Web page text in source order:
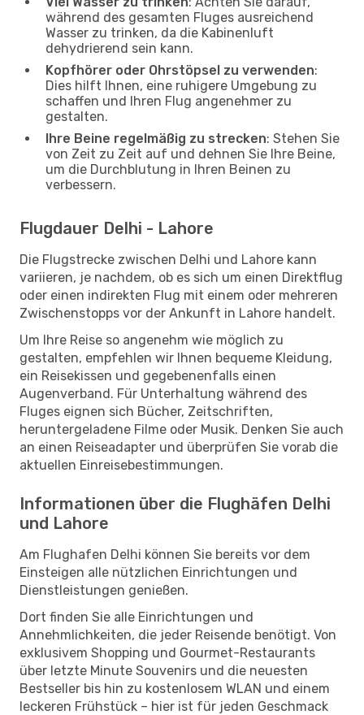
während des gesamten Fluges ausreichend
Wasser zu trinken, da die Kabinenluft
dehydrierend sein kann.
Kopfhörer oder Ohrstöpsel zu verwenden:
Dies hilft Ihnen, eine ruhigere Umgebung zu
schaffen und Ihren Flug angenehmer zu
gestalten.
Ihre Beine regelmäßig zu strecken: Stehen Sie
von Zeit zu Zeit auf und dehnen Sie Ihre Beine,
um die Durchblutung in Ihren Beinen zu
verbessern.
Flugdauer Delhi - Lahore
Die Flugstrecke zwischen Delhi und Lahore kann
variieren, je nachdem, ob es sich um einen Direktflug
oder einen indirekten Flug mit einem oder mehreren
Zwischenstopps vor der Ankunft in Lahore handelt.
Um Ihre Reise so angenehm wie möglich zu
gestalten, empfehlen wir Ihnen bequeme Kleidung,
ein Reisekissen und gegebenenfalls einen
Augenverband. Für Unterhaltung während des
Fluges eignen sich Bücher, Zeitschriften,
heruntergeladene Filme oder Musik. Denken Sie auch
an einen Reiseadapter und überprüfen Sie vorab die
aktuellen Einreisebestimmungen.
Informationen über die Flughäfen Delhi
und Lahore
Am Flughafen Delhi können Sie bereits vor dem
Einsteigen alle nützlichen Einrichtungen und
Dienstleistungen genießen.
Dort finden Sie alle Einrichtungen und
Annehmlichkeiten, die jeder Reisende benötigt. Von
exklusivem Shopping und Gourmet-Restaurants
über letzte Minute Souvenirs und die neuesten
Bestseller bis hin zu kostenlosem WLAN und einem
leckeren Frühstück – hier ist für jeden Geschmack